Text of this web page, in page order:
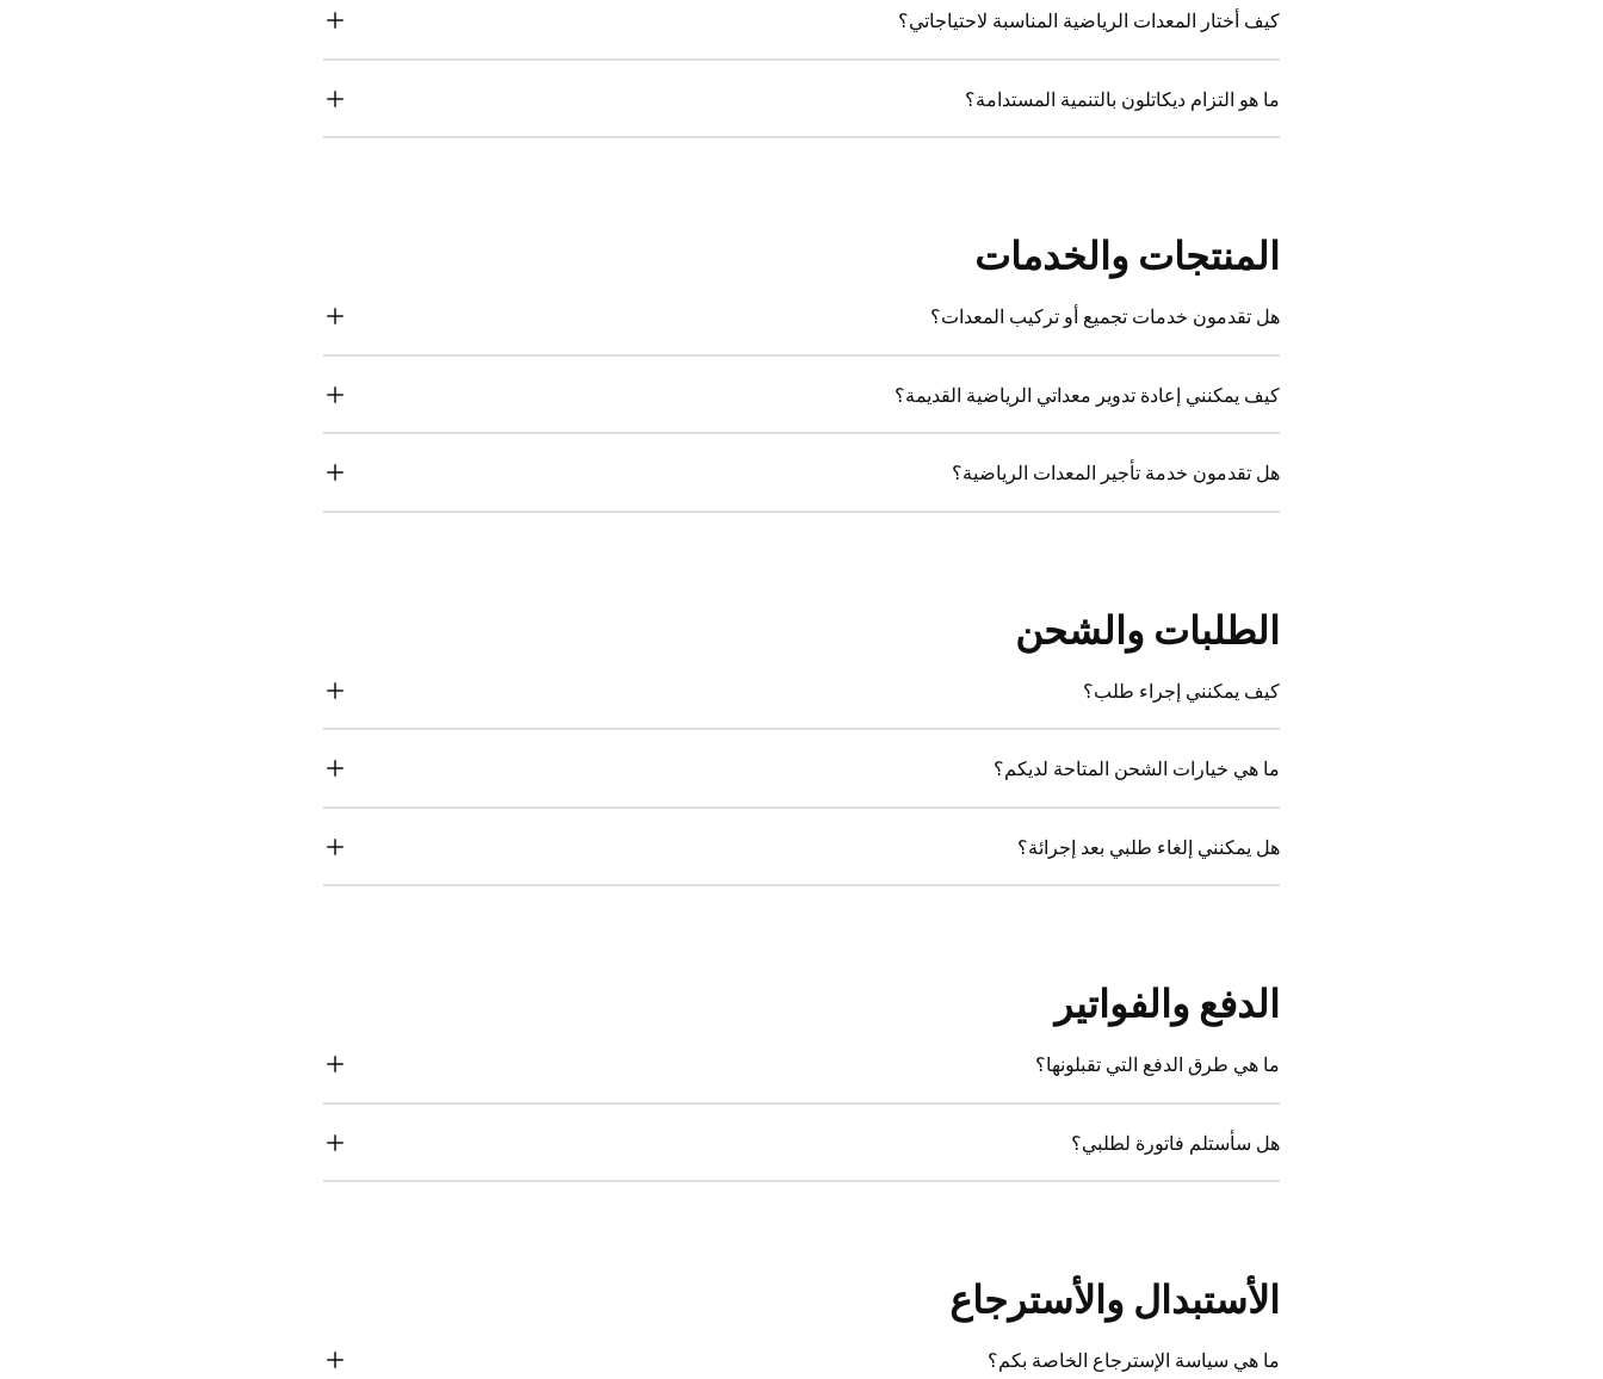
كيف أختار المعدات الرياضية المناسبة لاحتياجاتي؟
ما هو التزام ديكاتلون بالتنمية المستدامة؟
المنتجات والخدمات
هل تقدمون خدمات تجميع أو تركيب المعدات؟
كيف يمكنني إعادة تدوير معداتي الرياضية القديمة؟
هل تقدمون خدمة تأجير المعدات الرياضية؟
الطلبات والشحن
كيف يمكنني إجراء طلب؟
ما هي خيارات الشحن المتاحة لديكم؟
هل يمكنني إلغاء طلبي بعد إجرائة؟
الدفع والفواتير
ما هي طرق الدفع التي تقبلونها؟
هل سأستلم فاتورة لطلبي؟
الأستبدال والأسترجاع
ما هي سياسة الإسترجاع الخاصة بكم؟